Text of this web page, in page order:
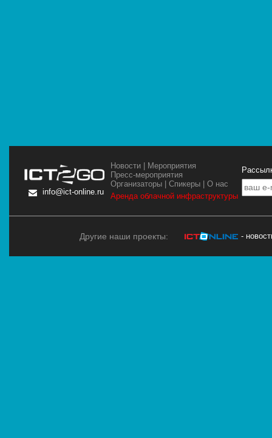
info@ict-online.ru
Новости | Мероприятия
Пресс-мероприятия
Организаторы |Спикеры |О нас
Аренда облачной инфраструктуры
Другие наши проекты: -